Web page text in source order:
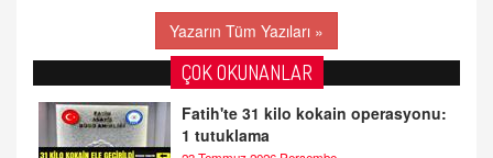
Yazarın Tüm Yazıları »
ÇOK OKUNANLAR
Fatih'te 31 kilo kokain operasyonu:
1 tutuklama